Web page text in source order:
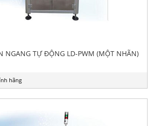
NGANG TỰ ĐỘNG LD-PWM (MỘT NHÃN)
hãng